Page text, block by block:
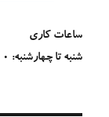
ساعات کاری
شنبه تا چهارشنبه: 16:00-8:00